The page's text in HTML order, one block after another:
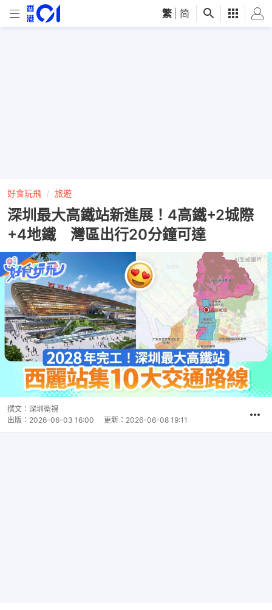
繁 简
好食玩飛 旅遊
深圳最大高鐵站新進展！4高鐵+2城際
+4地鐵 灣區出行20分鐘可達
撰文： 深圳衛視
出版： 2026-06-03 16:00 更新： 2026-06-08 19:11